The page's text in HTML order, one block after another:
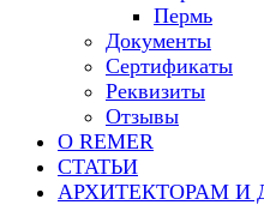
Пермь
Документы
Сертификаты
Реквизиты
Отзывы
О REMER
СТАТЬИ
АРХИТЕКТОРАМ И